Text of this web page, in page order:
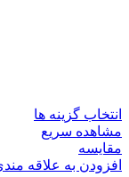
انتخاب گزینه ها
مشاهده سریع
مقایسه
افزودن به علاقه